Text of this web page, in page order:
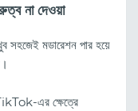
না দেওয়া
সহজেই মডারেশন পার হয়ে
এর ক্ষেত্রে